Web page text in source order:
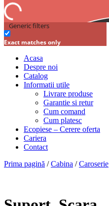
Generic filters
Exact matches only
Acasa
Despre noi
Catalog
Informatii utile
Livrare produse
Garantie si retur
Cum comand
Cum platesc
Ecopiese – Cerere oferta
Cariera
Contact
Prima pagină /Cabina /Caroserie